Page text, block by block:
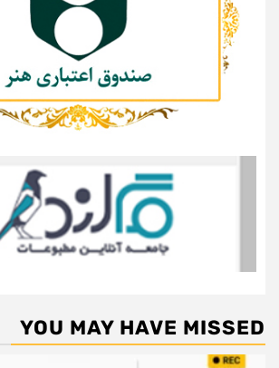
YOU MAY HAVE MISSED